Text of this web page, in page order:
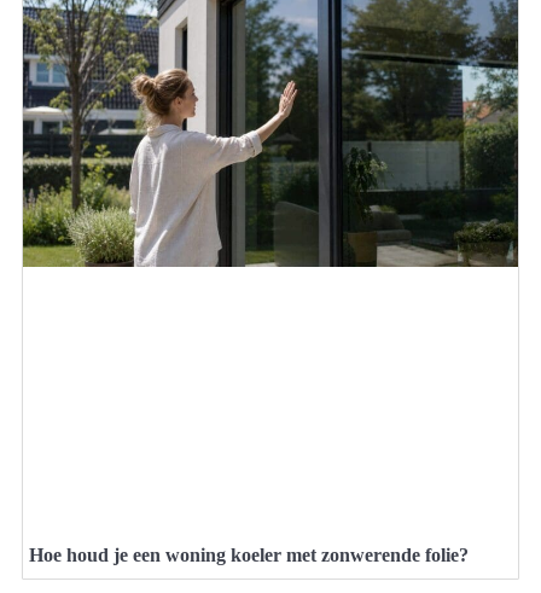
Hoe houd je een woning koeler met zonwerende folie?